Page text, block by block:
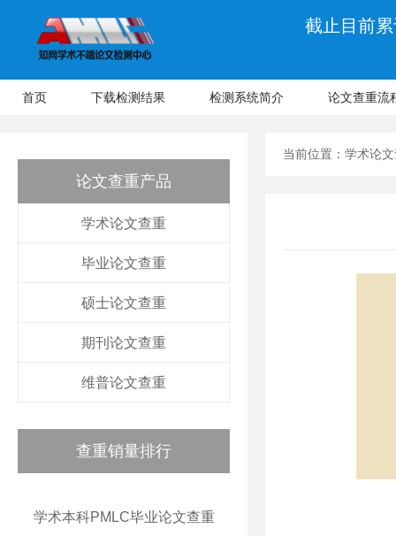
截止目前
首页 下载检测结果 检测系统简介 论文查重流
论文查重产品
学术论文查重
毕业论文查重
硕士论文查重
期刊论文查重
维普论文查重
查重销量排行
学术本科PMLC毕业论文查重
当前位置： 学术论